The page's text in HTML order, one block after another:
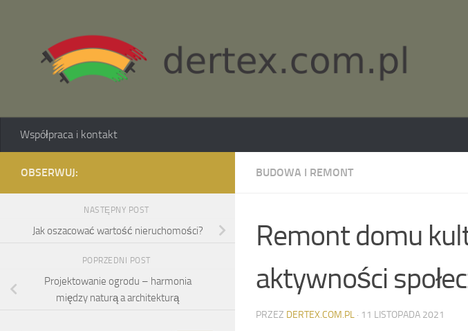
Współpraca i kontakt
BUDOWA I REMONT
Remont domu
aktywności
PRZEZ DERTEX.COM.PL · 11 LISTOPADA 2021
OBSERWUJ:
NASTĘPNY POST
Jak oszacować wartość nieruchomości?
POPRZEDNI POST
Projektowanie ogrodu – harmonia
między naturą a architekturą